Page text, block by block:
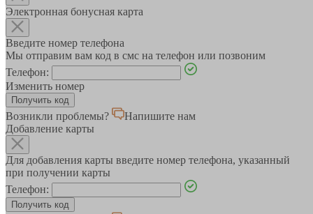
Электронная бонусная карта
Введите номер телефона
Мы отправим вам код в смс на телефон или позвоним
Телефон:
Изменить номер
Возникли проблемы?
Напишите нам
Добавление карты
Для добавления карты введите номер телефона, указанный
при получении карты
Телефон: